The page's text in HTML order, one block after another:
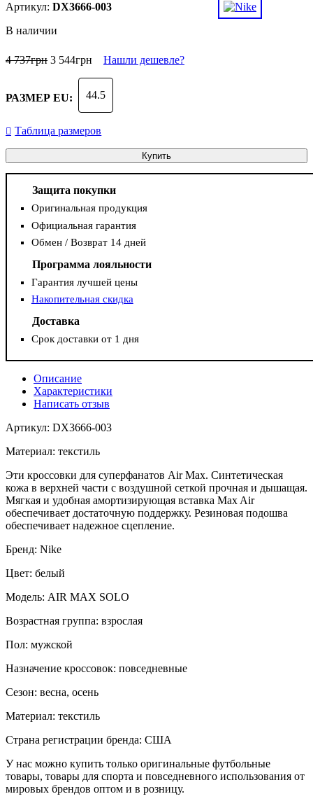
DX3666-003
В наличии
4 737грн 3 544грн Нашли дешевле?
РАЗМЕР EU: 44.5
Таблица размеров
Купить
Защита покупки
Оригинальная продукция
Официальная гарантия
Обмен / Возврат 14 дней
Программа лояльности
Гарантия лучшей цены
Накопительная скидка
Доставка
Срок доставки от 1 дня
Описание
Характеристики
Написать отзыв
Артикул: DX3666-003
Материал: текстиль
Эти кроссовки для суперфанатов Air Max. Синтетическая
кожа в верхней части с воздушной сеткой прочная и дышащая.
Мягкая и удобная амортизирующая вставка Max Air
обеспечивает достаточную поддержку. Резиновая подошва
обеспечивает надежное сцепление.
Бренд: Nike
Цвет: белый
Модель: AIR MAX SOLO
Возрастная группа: взрослая
Пол: мужской
Назначение кроссовок: повседневные
Сезон: весна, осень
Материал: текстиль
Страна регистрации бренда: США
У нас можно купить только оригинальные футбольные
товары, товары для спорта и повседневного использования от
мировых брендов оптом и в розницу.